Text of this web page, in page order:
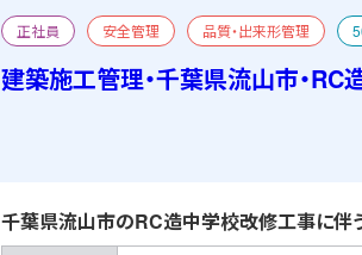
正社員 安全管理 品質・出来形管理
改修
宿舎あり
建築施工管理・千葉県流山市・
千葉県流山市のRC造中学校改修工事に伴